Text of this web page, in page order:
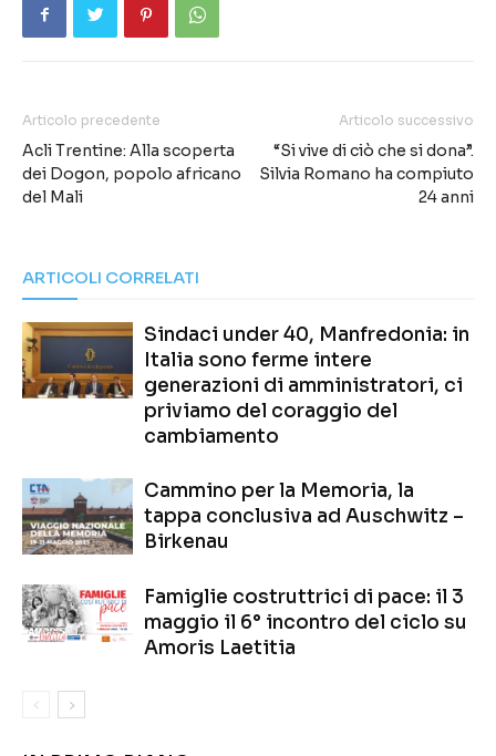
Articolo precedente
Acli Trentine: Alla scoperta
dei Dogon, popolo africano
del Mali
Articolo successivo
“Si vive di ciò che si dona”.
Silvia Romano ha compiuto
24 anni
ARTICOLI CORRELATI
Sindaci under 40, Manfredonia: in
Italia sono ferme intere
generazioni di amministratori, ci
priviamo del coraggio del
cambiamento
Cammino per la Memoria, la
tappa conclusiva ad Auschwitz –
Birkenau
Famiglie costruttrici di pace: il 3
maggio il 6° incontro del ciclo su
Amoris Laetitia